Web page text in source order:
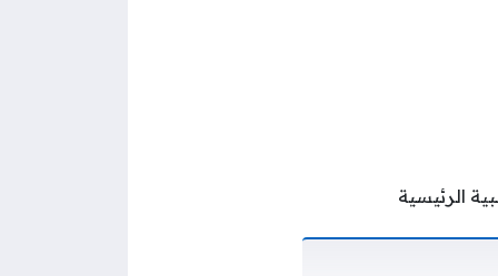
الرئيسية